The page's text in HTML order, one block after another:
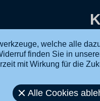
welche alle
finden Sie in
mit Wirkung für die
Alle Cookies